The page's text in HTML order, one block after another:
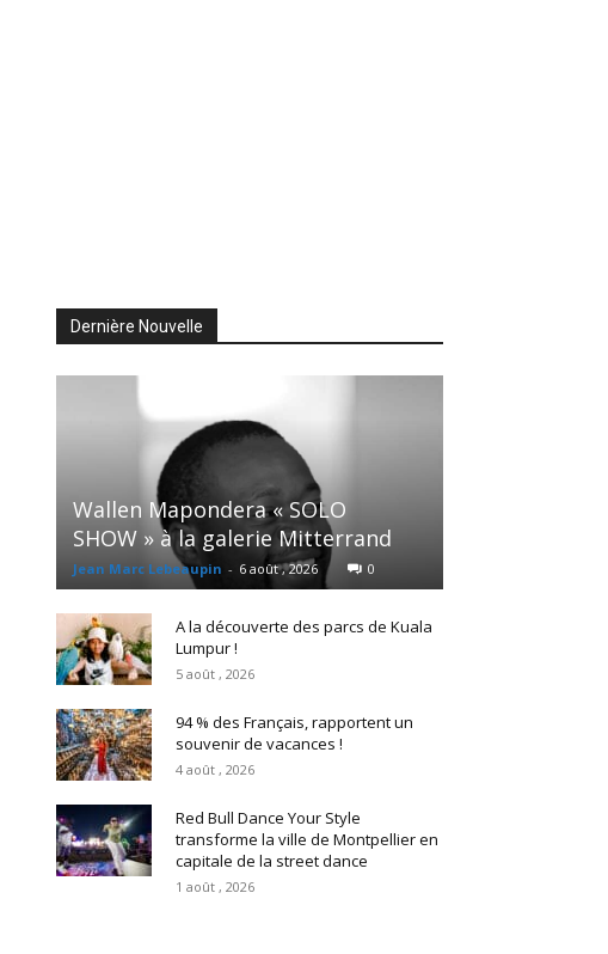
Dernière Nouvelle
Wallen Mapondera « SOLO
SHOW » à la galerie Mitterrand
Jean Marc Lebeaupin - 6 août , 2026 0
A la découverte des parcs de Kuala
Lumpur !
5 août , 2026
94 % des Français, rapportent un
souvenir de vacances !
4 août , 2026
Red Bull Dance Your Style
transforme la ville de Montpellier en
capitale de la street dance
1 août , 2026